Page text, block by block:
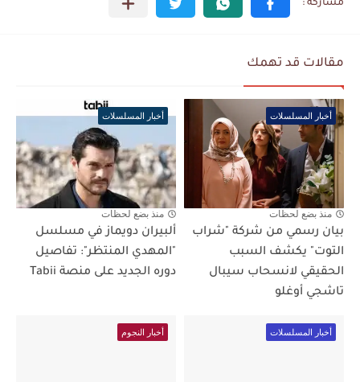
مقالات قد تهمك
أخبار المسلسلات
منذ بضع لحظات
بيان رسمي من شركة "شراب
التوت" يكشف السبب
الحقيقي لانسحاب سيبال
تاشجي أوغلو
أخبار المسلسلات
منذ بضع لحظات
ألبيران دويماز في مسلسل
"المهدي المنتظر": تفاصيل
دوره الجديد على منصة Tabii
أخبار المسلسلات أخبار النجوم